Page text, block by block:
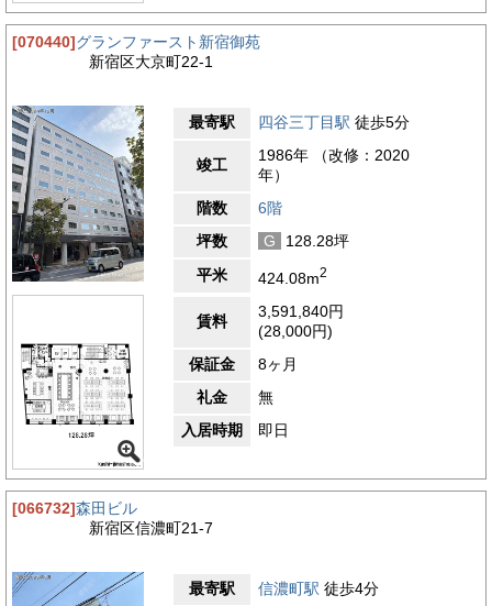
[070440]グランファースト新宿御苑
新宿区大京町22-1
最寄駅 四谷三丁目駅 徒歩5分
竣工
1986年 （改修：2020
年）
階数
6階
坪数
G
128.28坪
平米
424.08m2
賃料
3,591,840円
(28,000円)
保証金
8ヶ月
礼金
無
入居時期
即日
[066732]森田ビル
新宿区信濃町21-7
最寄駅 信濃町駅 徒歩4分